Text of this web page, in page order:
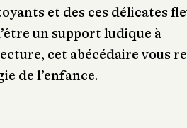
et des ces délicates
un support ludique à
cet abécédaire vous
de l’enfance.